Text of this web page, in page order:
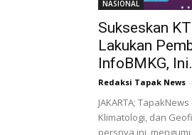
NASIONAL
Sukseskan
Lakukan
InfoBMKG,
Redaksi Tapak News -
JAKARTA;
Klimatologi, dan
persnya ini,